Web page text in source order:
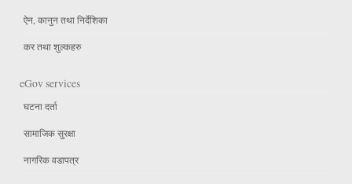
ऐन, कानुन तथा निर्देशिका
कर तथा शुल्कहरु
eGov services
घटना दर्ता
सामाजिक सुरक्षा
नागरिक वडापत्र